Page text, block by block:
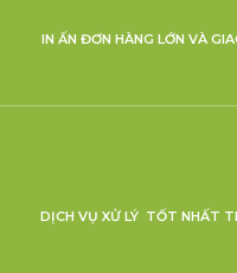
IN ẤN ĐƠN HÀNG LỚN VÀ
DỊCH VỤ XỬ LÝ TỐT NHẤT